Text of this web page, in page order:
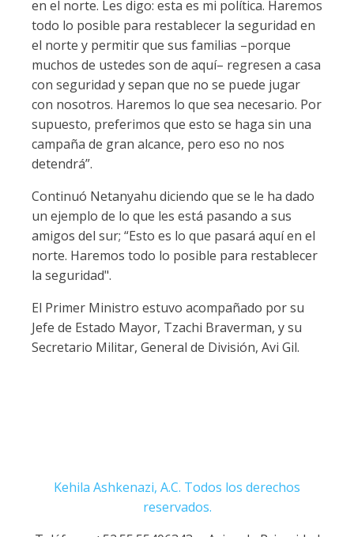
en el norte. Les digo: esta es mi política. Haremos
todo lo posible para restablecer la seguridad en
el norte y permitir que sus familias –porque
muchos de ustedes son de aquí– regresen a casa
con seguridad y sepan que no se puede jugar
con nosotros. Haremos lo que sea necesario. Por
supuesto, preferimos que esto se haga sin una
campaña de gran alcance, pero eso no nos
detendrá”.
Continuó Netanyahu diciendo que se le ha dado
un ejemplo de lo que les está pasando a sus
amigos del sur; “Esto es lo que pasará aquí en el
norte. Haremos todo lo posible para restablecer
la seguridad".
El Primer Ministro estuvo acompañado por su
Jefe de Estado Mayor, Tzachi Braverman, y su
Secretario Militar, General de División, Avi Gil.
Kehila Ashkenazi, A.C. Todos los derechos
reservados.